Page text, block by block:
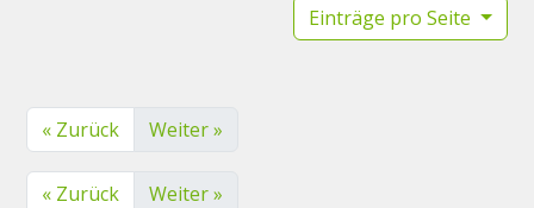
Einträge pro Seite
« Zurück Weiter »
« Zurück Weiter »